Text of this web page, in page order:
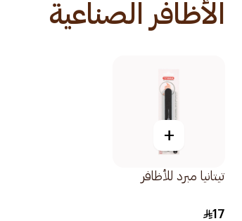
الأظافر الصناعية
+
تيتانيا مبرد للأظافر
17